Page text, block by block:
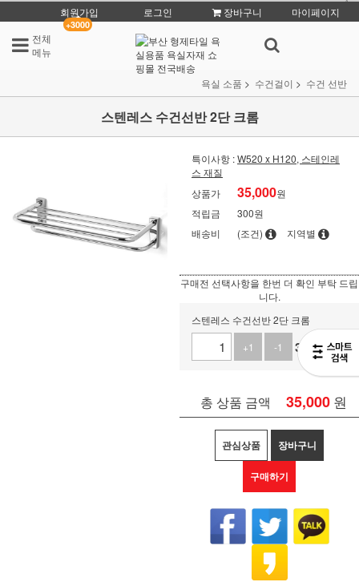
회원가입
+3000
로그인 장바구니
마이페이지
전체
메뉴
욕실 소품 수건걸이 수건 선반
스텐레스 수건선반 2단 크롬
특이사항 :W520 x H120, 스테인레
스 재질
상품가
35,000원
적립금
300원
배송비
(조건) 지역별
구매전 선택사항을 한번 더 확인 부탁 드립
니다.
스텐레스 수건선반 2단 크롬
+1
-1 35,000원
총 상품 금액 35,000 원
관심상품 장바구니
구매하기